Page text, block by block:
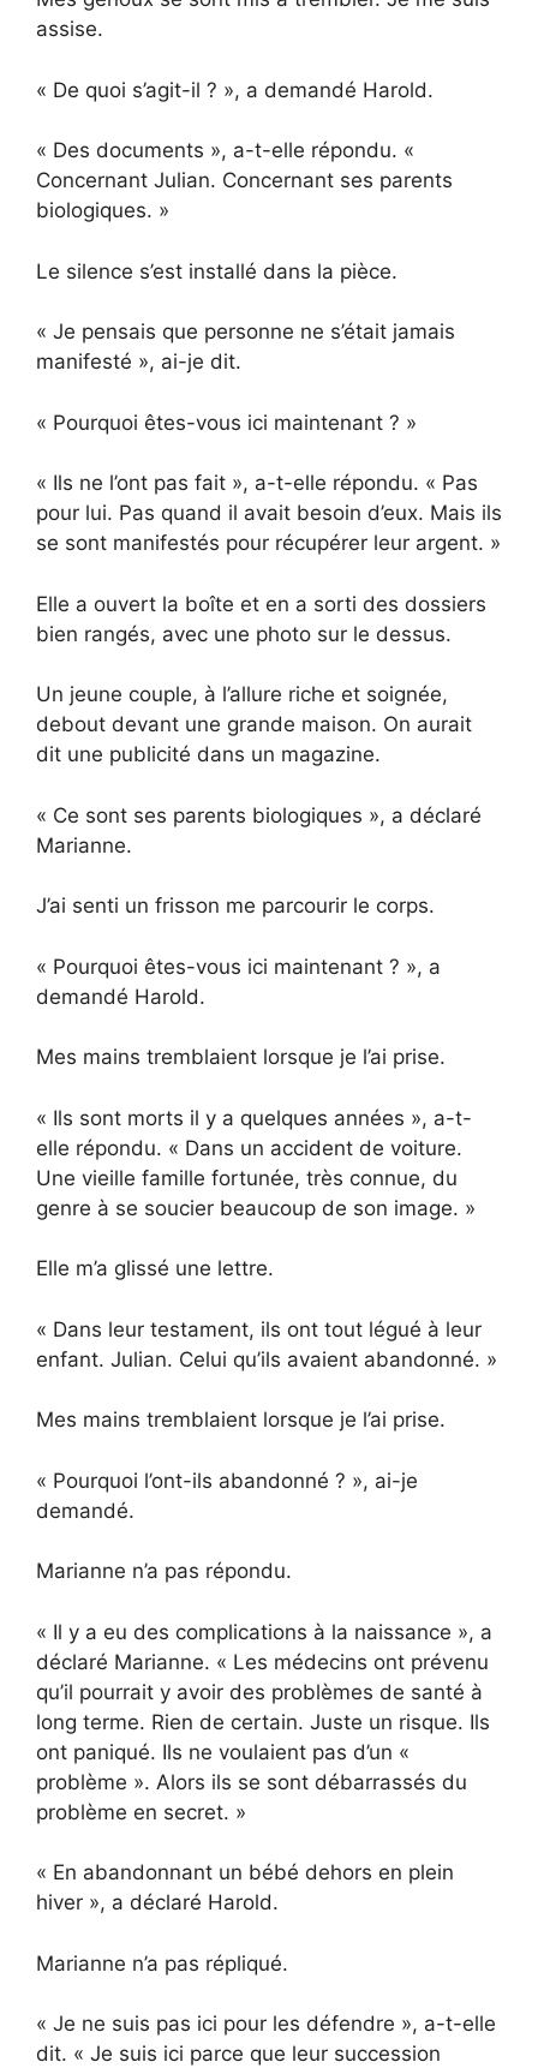
assise.
« De quoi s’agit-il ? », a demandé Harold.
« Des documents », a-t-elle répondu. «
Concernant Julian. Concernant ses parents
biologiques. »
Le silence s’est installé dans la pièce.
« Je pensais que personne ne s’était jamais
manifesté », ai-je dit.
« Pourquoi êtes-vous ici maintenant ? »
« Ils ne l’ont pas fait », a-t-elle répondu. « Pas
pour lui. Pas quand il avait besoin d’eux. Mais ils
se sont manifestés pour récupérer leur argent. »
Elle a ouvert la boîte et en a sorti des dossiers
bien rangés, avec une photo sur le dessus.
Un jeune couple, à l’allure riche et soignée,
debout devant une grande maison. On aurait
dit une publicité dans un magazine.
« Ce sont ses parents biologiques », a déclaré
Marianne.
J’ai senti un frisson me parcourir le corps.
« Pourquoi êtes-vous ici maintenant ? », a
demandé Harold.
Mes mains tremblaient lorsque je l’ai prise.
« Ils sont morts il y a quelques années », a-t-
elle répondu. « Dans un accident de voiture.
Une vieille famille fortunée, très connue, du
genre à se soucier beaucoup de son image. »
Elle m’a glissé une lettre.
« Dans leur testament, ils ont tout légué à leur
enfant. Julian. Celui qu’ils avaient abandonné. »
Mes mains tremblaient lorsque je l’ai prise.
« Pourquoi l’ont-ils abandonné ? », ai-je
demandé.
Marianne n’a pas répondu.
« Il y a eu des complications à la naissance », a
déclaré Marianne. « Les médecins ont prévenu
qu’il pourrait y avoir des problèmes de santé à
long terme. Rien de certain. Juste un risque. Ils
ont paniqué. Ils ne voulaient pas d’un «
problème ». Alors ils se sont débarrassés du
problème en secret. »
« En abandonnant un bébé dehors en plein
hiver », a déclaré Harold.
Marianne n’a pas répliqué.
« Je ne suis pas ici pour les défendre », a-t-elle
dit. « Je suis ici parce que leur succession